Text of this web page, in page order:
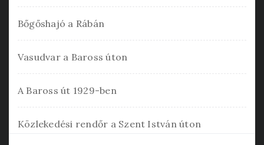
Bőgőshajó a Rábán
Vasudvar a Baross úton
A Baross út 1929-ben
Közlekedési rendőr a Szent István úton